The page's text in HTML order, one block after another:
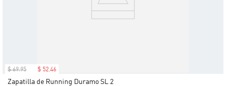
$ 69.95 $ 52.46
Zapatilla de Running Duramo SL 2